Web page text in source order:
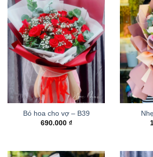
Bó hoa cho vợ – B39
690.000 ₫